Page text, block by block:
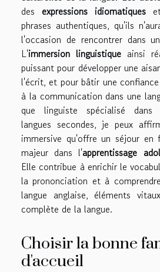
des expressions idiomatiqueset
phrases authentiques, qu'ils
l'occasion de rencontrer dans
L'immersion linguistique ainsi
puissant pour développer une
l'écrit, et pour bâtir une
à la communication dans une
que linguiste spécialisé dans
langues secondes, je peux
immersive qu'offre un séjour
majeur dans l'apprentissage
Elle contribue à enrichir le
la prononciation et à
langue anglaise, éléments
complète de la langue.
Choisir la bonne
d'accueil